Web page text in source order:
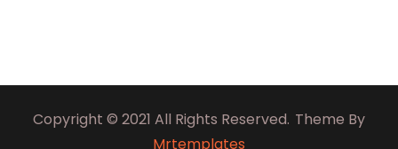
Copyright © 2021 All Rights Reserved. Theme By
Mrtemplates